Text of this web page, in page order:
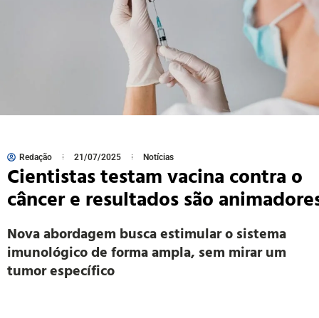
Redação 21/07/2025 Notícias
Cientistas testam vacina contra o
câncer e resultados são
Nova abordagem busca estimular o sistema
imunológico de forma ampla, sem mirar um
tumor específico